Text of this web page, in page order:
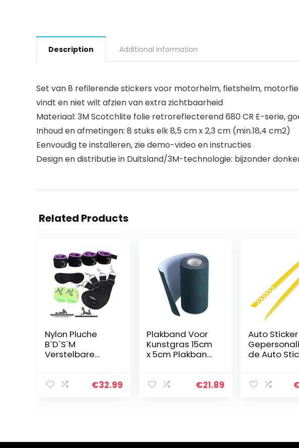
Description Additional information
Set van 8 refilerende stickers voor motorhelm, fietshelm,
vindt en niet wilt afzien van extra zichtbaarheid
Materiaal: 3M Scotchlite folie retroreflecterend 680 CR E-serie,
Inhoud en afmetingen: 8 stuks elk 8,5 cm x 2,3 cm (min.18,4 cm2)
Eenvoudig te installeren, zie demo-video en instructies
Design en distributie in Duitsland/3M-technologie: bijzonder
Related Products
Nylon Pluche
B`D`S`M
Verstelbare
2 Dieces
€32.99
Plakband Voor
Kunstgras 15cm
x 5cm Plakband
Verbinden 2€21.89
Auto Sticker
de Auto
Styling Stick